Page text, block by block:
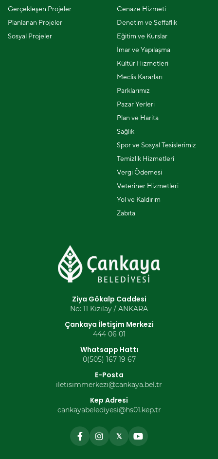
Gerçekleşen Projeler
Planlanan Projeler
Sosyal Projeler
Cenaze Hizmeti
Denetim ve Şeffaflık
Eğitim ve Kurslar
İmar ve Yapılaşma
Kültür Hizmetleri
Meclis Kararları
Parklarımız
Pazar Yerleri
Plan ve Harita
Sağlık
Spor ve Sosyal Tesislerimiz
Temizlik Hizmetleri
Vergi Ödemesi
Veteriner Hizmetleri
Yol ve Kaldırım
Zabıta
Ziya Gökalp Caddesi
No: 11 Kızılay / ANKARA
Çankaya İletişim Merkezi
444 06 01
Whatsapp Hattı
0(505) 167 19 67
E-Posta
iletisimmerkezi@cankaya.bel.tr
Kep Adresi
cankayabelediyesi@hs01.kep.tr
𝕏